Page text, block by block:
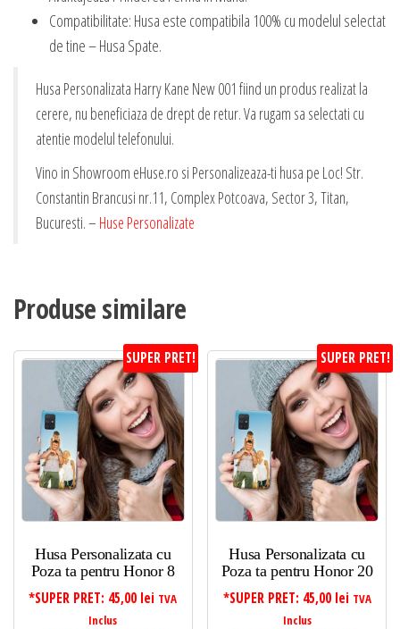
Compatibilitate: Husa este compatibila 100% cu modelul selectat
de tine – Husa Spate.
Husa Personalizata Harry Kane New 001 fiind un produs realizat la
cerere, nu beneficiaza de drept de retur. Va rugam sa selectati cu
atentie modelul telefonului.
Vino in Showroom eHuse.ro si Personalizeaza-ti husa pe Loc! Str.
Constantin Brancusi nr.11, Complex Potcoava, Sector 3, Titan,
Bucuresti. – Huse Personalizate
Produse similare
SUPER PRET!
Husa Personalizata cu
Poza ta pentru Honor 8
*SUPER PRET: 45,00 lei TVA
Inclus
SUPER PRET!
Husa Personalizata cu
Poza ta pentru Honor 20
*SUPER PRET: 45,00 lei TVA
Inclus